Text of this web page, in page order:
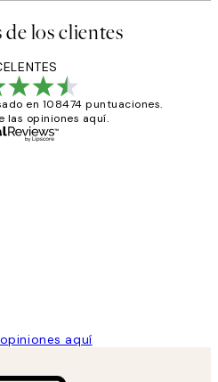
los clientes
en 108474 puntuaciones.
las opiniones aquí.
aquí